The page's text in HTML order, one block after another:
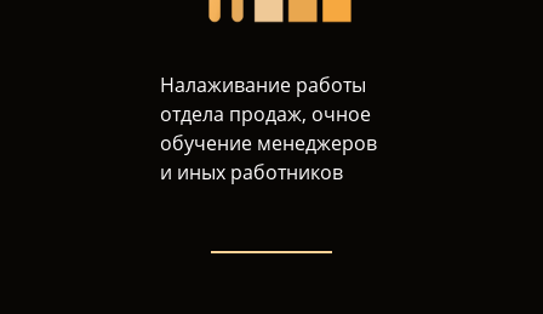
Налаживание работы
отдела продаж, очное
обучение менеджеров
и иных работников